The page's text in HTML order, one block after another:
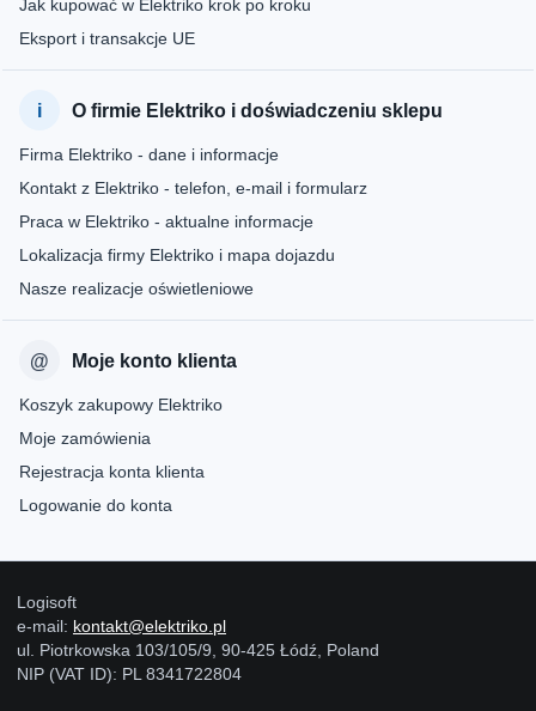
Jak kupować w Elektriko krok po kroku
Eksport i transakcje UE
O firmie Elektriko i doświadczeniu sklepu
Firma Elektriko - dane i informacje
Kontakt z Elektriko - telefon, e-mail i formularz
Praca w Elektriko - aktualne informacje
Lokalizacja firmy Elektriko i mapa dojazdu
Nasze realizacje oświetleniowe
Moje konto klienta
Koszyk zakupowy Elektriko
Moje zamówienia
Rejestracja konta klienta
Logowanie do konta
Logisoft
e-mail: kontakt@elektriko.pl
ul. Piotrkowska 103/105/9, 90-425 Łódź, Poland
NIP (VAT ID): PL 8341722804